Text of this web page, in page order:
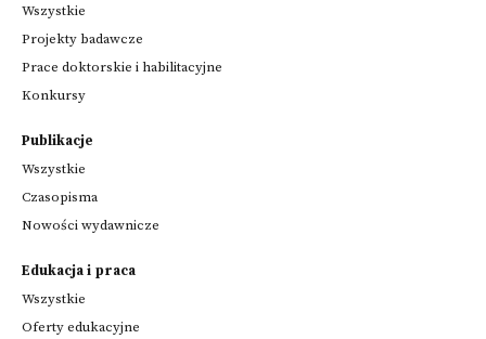
Wszystkie
Projekty badawcze
Prace doktorskie i habilitacyjne
Konkursy
Publikacje
Wszystkie
Czasopisma
Nowości wydawnicze
Edukacja i praca
Wszystkie
Oferty edukacyjne